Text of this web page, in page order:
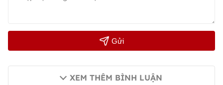
Gửi
XEM THÊM BÌNH LUẬN